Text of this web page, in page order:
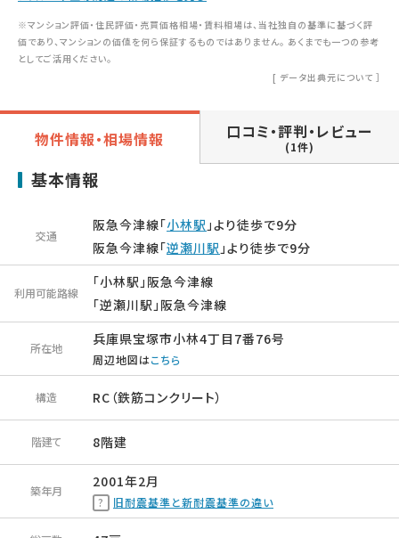
※マンション評価・住民評価・売買価格相場・賃料相場は、当社独自の基準に基づく評
価であり、マンションの価値を何ら保証するものではありません。 あくまでも一つの参考
としてご活用ください。
[ データ出典元について ］
物件情報・相場情報 口コミ・評判・レビュー
(1件)
基本情報
交通
阪急今津線「小林駅」より徒歩で9分
阪急今津線「逆瀬川駅」より徒歩で9分
利用可能路線
「小林駅」阪急今津線
「逆瀬川駅」阪急今津線
所在地
兵庫県宝塚市小林4丁目7番76号
周辺地図はこちら
構造 RC（鉄筋コンクリート）
階建て 8階建
築年月
2001年2月
旧耐震基準と新耐震基準の違い